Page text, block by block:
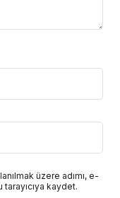
üzere adımı, e-
kaydet.